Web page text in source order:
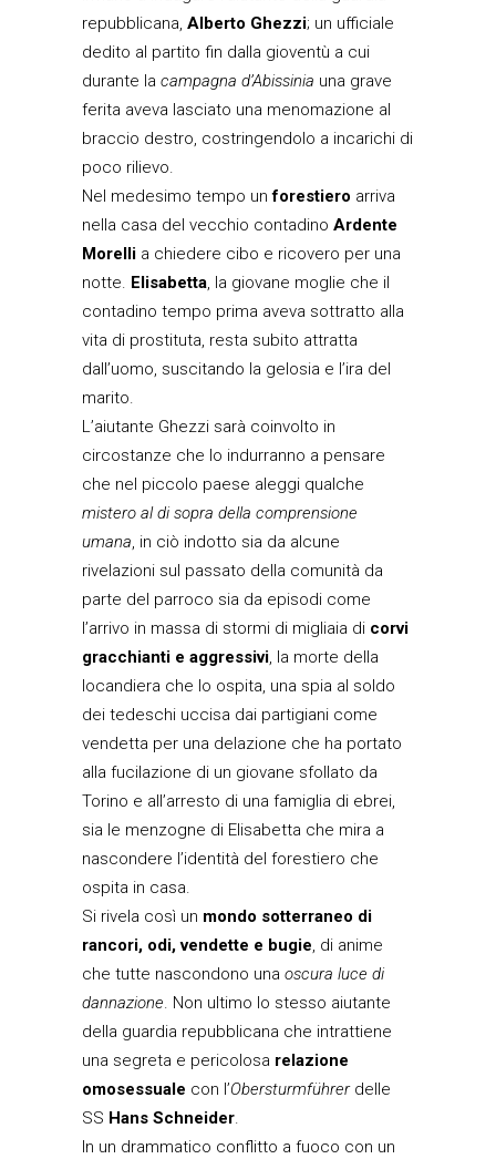
repubblicana, Alberto Ghezzi; un ufficiale
dedito al partito fin dalla gioventù a cui
durante la campagna d’Abissinia una grave
ferita aveva lasciato una menomazione al
braccio destro, costringendolo a incarichi di
poco rilievo.
Nel medesimo tempo unforestiero arriva
nella casa del vecchio contadino Ardente
Morelli a chiedere cibo e ricovero per una
notte. Elisabetta, la giovane moglie che il
contadino tempo prima aveva sottratto alla
vita di prostituta, resta subito attratta
dall’uomo, suscitando la gelosia e l’ira del
marito.
L’aiutante Ghezzi sarà coinvolto in
circostanze che lo indurranno a pensare
che nel piccolo paese aleggi qualche
mistero al di sopra della comprensione
umana, in ciò indotto sia da alcune
rivelazioni sul passato della comunità da
parte del parroco sia da episodi come
l’arrivo in massa di stormi di migliaia di corvi
gracchianti e aggressivi, la morte della
locandiera che lo ospita, una spia al soldo
dei tedeschi uccisa dai partigiani come
vendetta per una delazione che ha portato
alla fucilazione di un giovane sfollato da
Torino e all’arresto di una famiglia di ebrei,
sia le menzogne di Elisabetta che mira a
nascondere l’identità del forestiero che
ospita in casa.
Si rivela così un mondo sotterraneo di
rancori, odi, vendette e bugie, di anime
che tutte nascondono una oscura luce di
dannazione. Non ultimo lo stesso aiutante
della guardia repubblicana che intrattiene
una segreta e pericolosa relazione
omosessuale con l’Obersturmführerdelle
SS Hans Schneider.
In un drammatico conflitto a fuoco con un